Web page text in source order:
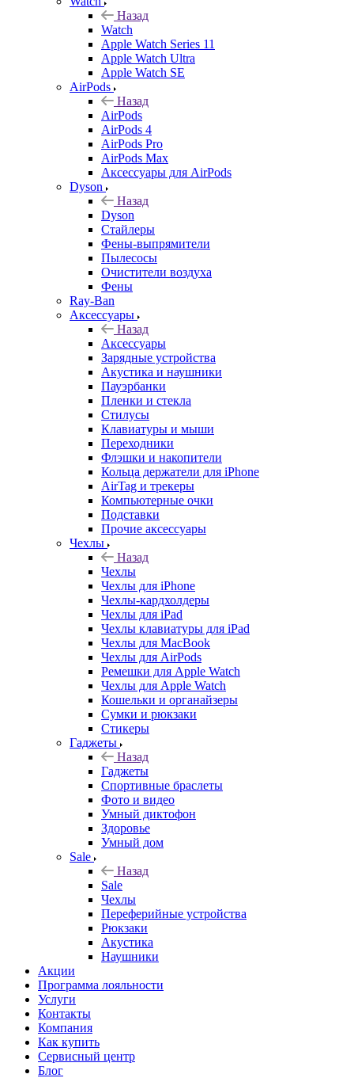
Назад
Watch
Apple Watch Series 11
Apple Watch Ultra
Apple Watch SE
AirPods
Назад
AirPods
AirPods 4
AirPods Pro
AirPods Max
Аксессуары для AirPods
Dyson
Назад
Dyson
Стайлеры
Фены-выпрямители
Пылесосы
Очистители воздуха
Фены
Ray-Ban
Аксессуары
Назад
Аксессуары
Зарядные устройства
Акустика и наушники
Пауэрбанки
Пленки и стекла
Стилусы
Клавиатуры и мыши
Переходники
Флэшки и накопители
Кольца держатели для iPhone
AirTag и трекеры
Компьютерные очки
Подставки
Прочие аксессуары
Чехлы
Назад
Чехлы
Чехлы для iPhone
Чехлы-кардхолдеры
Чехлы для iPad
Чехлы клавиатуры для iPad
Чехлы для MacBook
Чехлы для AirPods
Ремешки для Apple Watch
Чехлы для Apple Watch
Кошельки и органайзеры
Сумки и рюкзаки
Стикеры
Гаджеты
Назад
Гаджеты
Спортивные браслеты
Фото и видео
Умный диктофон
Здоровье
Умный дом
Sale
Назад
Sale
Чехлы
Переферийные устройства
Рюкзаки
Акустика
Наушники
Акции
Программа лояльности
Услуги
Контакты
Компания
Как купить
Сервисный центр
Блог